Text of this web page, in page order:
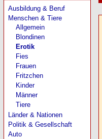
Ausbildung & Beruf
Menschen & Tiere
Allgemein
Blondinen
Erotik
Fies
Frauen
Fritzchen
Kinder
Männer
Tiere
Länder & Nationen
Politik & Gesellschaft
Auto